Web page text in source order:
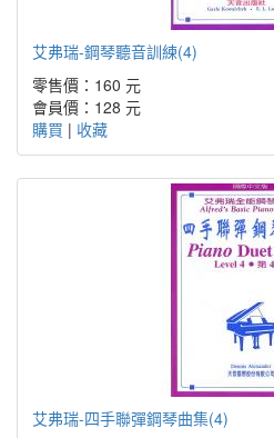
艾弗瑞-鋼琴聽音訓練(4)
零售價：160 元
會員價：128 元
購買 | 收藏
艾弗瑞-四手聯彈鋼琴曲集(4)